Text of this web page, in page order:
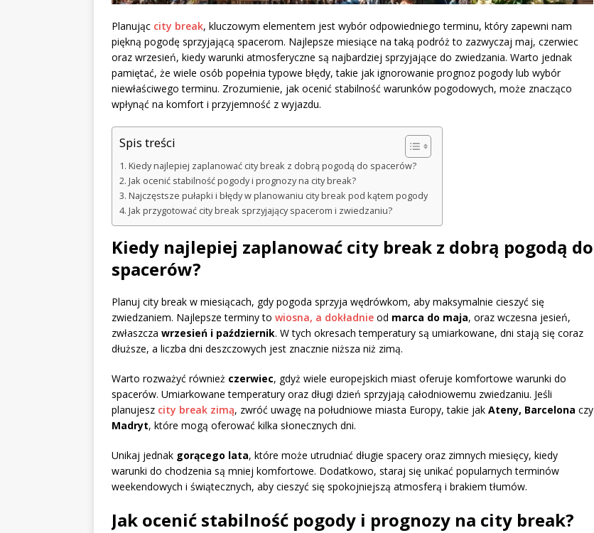
Planując city break, kluczowym elementem jest wybór odpowiedniego terminu, który zapewni nam
piękną pogodę sprzyjającą spacerom. Najlepsze miesiące na taką podróż to zazwyczaj maj, czerwiec
oraz wrzesień, kiedy warunki atmosferyczne są najbardziej sprzyjające do zwiedzania. Warto jednak
pamiętać, że wiele osób popełnia typowe błędy, takie jak ignorowanie prognoz pogody lub wybór
niewłaściwego terminu. Zrozumienie, jak ocenić stabilność warunków pogodowych, może znacząco
wpłynąć na komfort i przyjemność z wyjazdu.
Spis treści
Kiedy najlepiej zaplanować city break z dobrą pogodą do spacerów?
Jak ocenić stabilność pogody i prognozy na city break?
Najczęstsze pułapki i błędy w planowaniu city break pod kątem pogody
Jak przygotować city break sprzyjający spacerom i zwiedzaniu?
Kiedy najlepiej zaplanować city break z dobrą pogodą do
spacerów?
Planuj city break w miesiącach, gdy pogoda sprzyja wędrówkom, aby maksymalnie cieszyć się
zwiedzaniem. Najlepsze terminy to wiosna, a dokładnie od marca do maja, oraz wczesna jesień,
zwłaszcza wrzesień i październik. W tych okresach temperatury są umiarkowane, dni stają się coraz
dłuższe, a liczba dni deszczowych jest znacznie niższa niż zimą.
Warto rozważyć również czerwiec, gdyż wiele europejskich miast oferuje komfortowe warunki do
spacerów. Umiarkowane temperatury oraz długi dzień sprzyjają całodniowemu zwiedzaniu. Jeśli
planujesz city break zimą, zwróć uwagę na południowe miasta Europy, takie jak Ateny, Barcelona czy
Madryt, które mogą oferować kilka słonecznych dni.
Unikaj jednak gorącego lata, które może utrudniać długie spacery oraz zimnych miesięcy, kiedy
warunki do chodzenia są mniej komfortowe. Dodatkowo, staraj się unikać popularnych terminów
weekendowych i świątecznych, aby cieszyć się spokojniejszą atmosferą i brakiem tłumów.
Jak ocenić stabilność pogody i prognozy na city break?